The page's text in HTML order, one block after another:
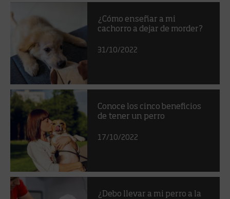
¿Cómo enseñar a mi
cachorro a dejar de morder?
31/10/2022
Conoce los cinco beneficios
de tener un perro
17/10/2022
¿Debo llevar a mi perro a la